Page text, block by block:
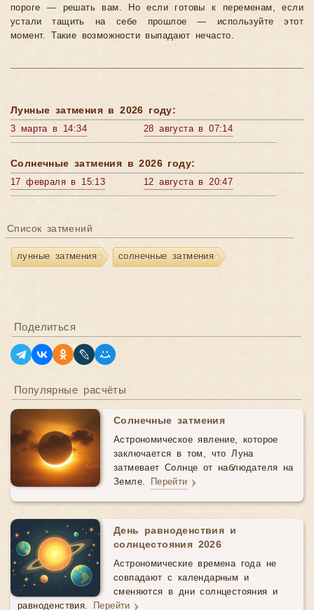
пороге — решать вам. Но если готовы к переменам, если
устали тащить на себе прошлое — используйте этот
момент. Такие возможности выпадают нечасто.
Лунные затмения в 2026 году:
3 марта в 14:34 28 августа в 07:14
Солнечные затмения в 2026 году:
17 февраля в 15:13 12 августа в 20:47
Список затмений
лунные затмения солнечные затмения
Поделиться
Популярные расчёты
Солнечные затмения
Астрономическое явление, которое
заключается в том, что Луна
затмевает Солнце от наблюдателя на
Земле. Перейти
День равноденствия и
солнцестояния 2026
Астрономические времена года не
совпадают с календарным и
сменяются в дни солнцестояния и
равноденствия. Перейти